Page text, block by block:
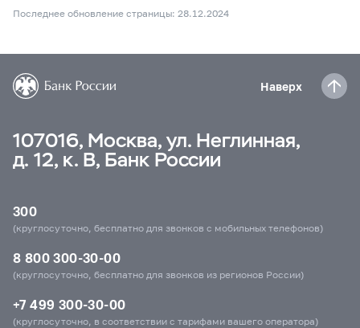
Последнее обновление страницы: 28.12.2024
Наверх
107016, Москва, ул. Неглинная,
д. 12, к. В, Банк России
300
(круглосуточно, бесплатно для звонков с мобильных телефонов)
8 800 300-30-00
(круглосуточно, бесплатно для звонков из регионов России)
+7 499 300-30-00
(круглосуточно, в соответствии с тарифами вашего оператора)